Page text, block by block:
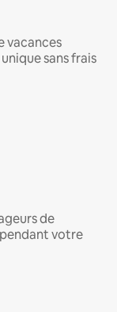
vacances
sans frais
de
votre